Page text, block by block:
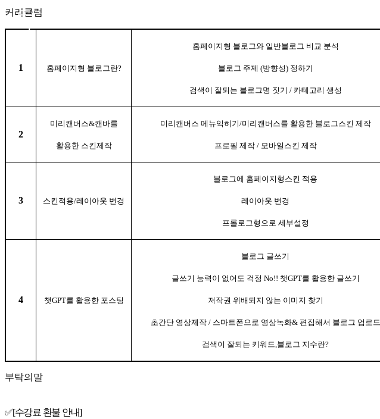
로
그
작
커리큘럼
1 홈페이지형 블로그란?
홈페이지형 블로그와 일반블로그 비교 분석
블로그 주제 (방향성) 정하기
검색이 잘되는 블로그명 짓기 / 카테고리 생성
2
미리캔버스&캔바를
활용한 스킨제작
미리캔버스 메뉴익히기/미리캔버스를 활용한 블로그스킨 제작
프로필 제작 / 모바일스킨 제작
3 스킨적용/레이아웃 변경
블로그에 홈페이지형스킨 적용
레이아웃 변경
프롤로그형으로 세부설정
4 챗GPT를 활용한 포스팅
블로그 글쓰기
글쓰기 능력이 없어도 걱정 No!! 챗GPT를 활용한 글쓰기
저작권 위배되지 않는 이미지 찾기
초간단 영상제작 / 스마트폰으로 영상녹화& 편집해서 블로그 업로드
검색이 잘되는 키워드 블로그 지수란?
부탁의말
✅[수강료 환불 안내]